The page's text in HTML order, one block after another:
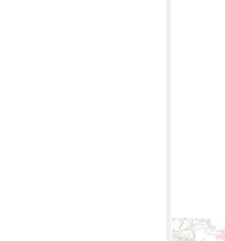
LASCANA